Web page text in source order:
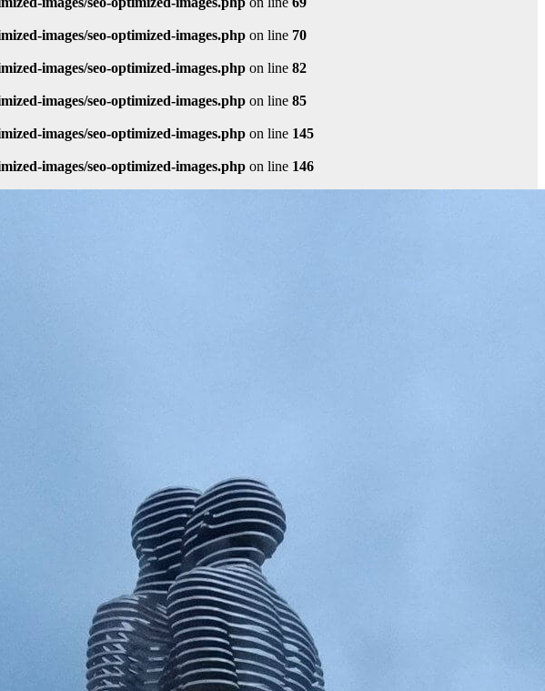
images/seo-optimized-images.php on line 70
images/seo-optimized-images.php on line 82
images/seo-optimized-images.php on line 85
images/seo-optimized-images.php on line 145
images/seo-optimized-images.php on line 146